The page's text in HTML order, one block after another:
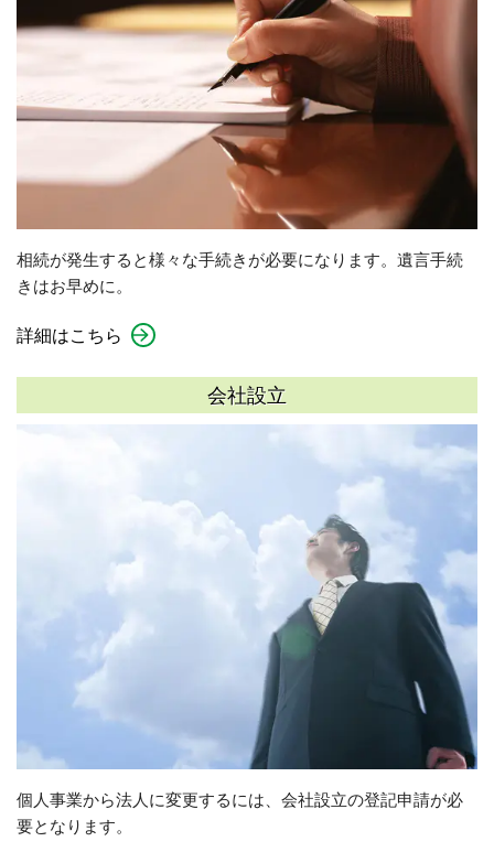
相続が発生すると様々な手続きが必要になります。遺言手続
きはお早めに。
詳細はこちら
会社設立
個人事業から法人に変更するには、会社設立の登記申請が必
要となります。